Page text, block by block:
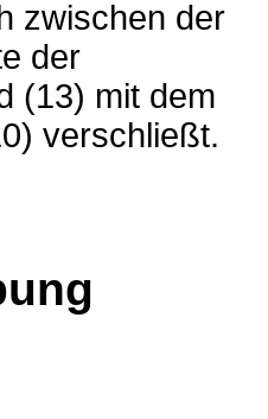
zwischen der
der
(13) mit dem
verschließt.